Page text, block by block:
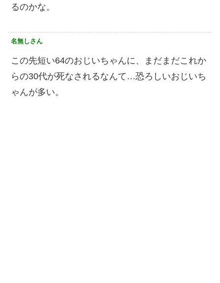
るのかな。
名無しさん
この先短い64のおじいちゃんに、まだまだこれか
らの30代が死なされるなんて…恐ろしいおじいち
ゃんが多い。